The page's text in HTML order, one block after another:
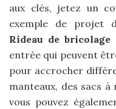
aux clés, jetez un
exemple de projet
Rideau de bricolage
entrée qui peuvent
pour accrocher
manteaux, des sacs
vous pouvez